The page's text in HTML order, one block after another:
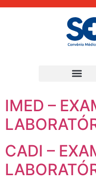
IMED –
CADI –